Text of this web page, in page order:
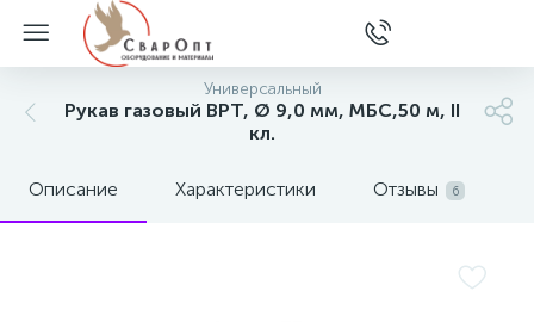
Универсальный
Рукав газовый ВРТ, Ø 9,0 мм, МБС,50 м, II
кл.
Описание Характеристики Отзывы 6